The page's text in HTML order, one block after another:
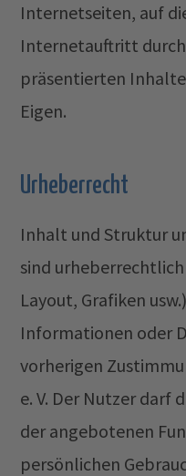
Internetseiten, auf
Internetauftritt durch
präsentierten
Eigen.
Urheberrecht
Inhalt und Struktur
sind
Layout, Grafiken
Informationen oder
vorherigen
e. V. Der Nutzer darf
der angebotenen
persönlichen